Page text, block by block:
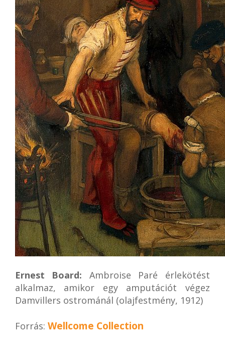
Ernest Board: Ambroise Paré érlekötést
alkalmaz, amikor egy amputációt végez
Damvillers ostrománál (olajfestmény, 1912)
Forrás: Wellcome Collection